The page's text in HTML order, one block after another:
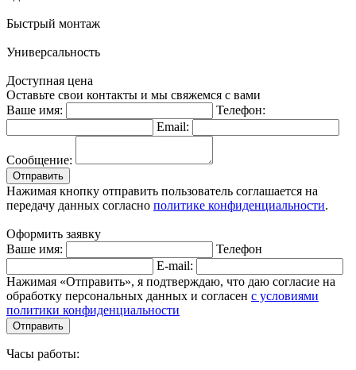
Быстрый монтаж
Универсальность
Доступная цена
Оставьте свои контакты и мы свяжемся с вами
Ваше имя:
Телефон:
Email:
Сообщение:
Отправить
Нажимая кнопку отправить пользователь соглашается на
передачу данных согласно политике конфиденциальности.
Оформить заявку
Ваше имя:
Телефон
E-mail:
Нажимая «Отправить», я подтверждаю, что даю согласие на
обработку персональных данных и согласен с условиями
политики конфиденциальности
Отправить
Часы работы: